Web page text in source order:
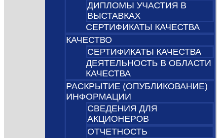
ДИПЛОМЫ УЧАСТИЯ В
ВЫСТАВКАХ
СЕРТИФИКАТЫ КАЧЕСТВА
КАЧЕСТВО
СЕРТИФИКАТЫ КАЧЕСТВА
ДЕЯТЕЛЬНОСТЬ В ОБЛАСТИ
КАЧЕСТВА
РАСКРЫТИЕ (ОПУБЛИКОВАНИЕ)
ИНФОРМАЦИИ
СВЕДЕНИЯ ДЛЯ
АКЦИОНЕРОВ
ОТЧЕТНОСТЬ